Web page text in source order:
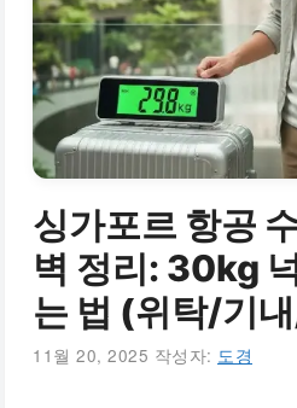
싱가포르 항공
벽 정리: 30kg
는 법 (위탁/기
11월 20, 2025 작성자: 도경